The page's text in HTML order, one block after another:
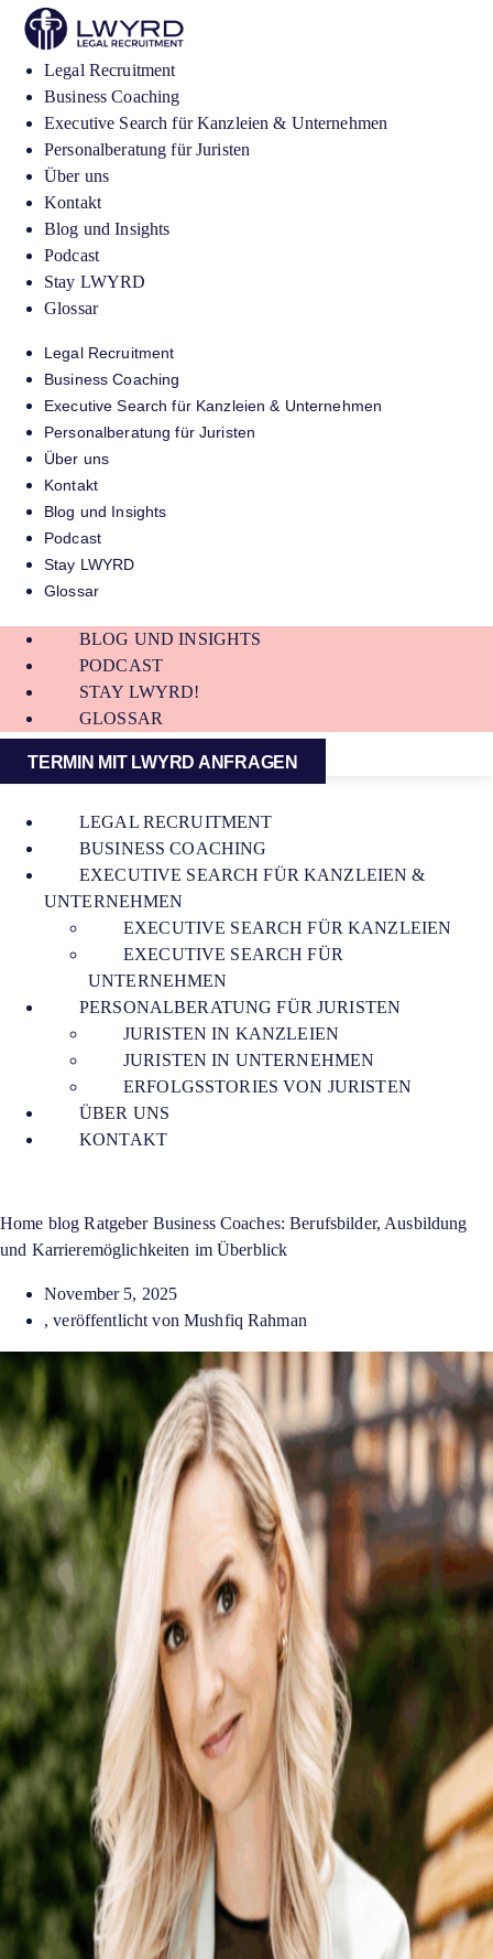
Legal Recruitment
Business Coaching
Executive Search für Kanzleien & Unternehmen
Personalberatung für Juristen
Über uns
Kontakt
Blog und Insights
Podcast
Stay LWYRD
Glossar
Legal Recruitment
Business Coaching
Executive Search für Kanzleien & Unternehmen
Personalberatung für Juristen
Über uns
Kontakt
Blog und Insights
Podcast
Stay LWYRD
Glossar
BLOG UND INSIGHTS
PODCAST
STAY LWYRD!
GLOSSAR
TERMIN MIT LWYRD ANFRAGEN
LEGAL RECRUITMENT
BUSINESS COACHING
EXECUTIVE SEARCH FÜR KANZLEIEN &
UNTERNEHMEN
EXECUTIVE SEARCH FÜR KANZLEIEN
EXECUTIVE SEARCH FÜR
UNTERNEHMEN
PERSONALBERATUNG FÜR JURISTEN
JURISTEN IN KANZLEIEN
JURISTEN IN UNTERNEHMEN
ERFOLGSSTORIES VON JURISTEN
ÜBER UNS
KONTAKT
Home blog Ratgeber Business Coaches: Berufsbilder, Ausbildung
und Karrieremöglichkeiten im Überblick
November 5, 2025
, veröffentlicht von Mushfiq Rahman